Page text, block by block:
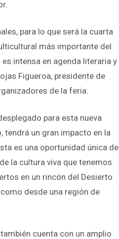
para lo que será la cuarta
más importante del
intensa en agenda literaria y
Figueroa, presidente de
de la feria.
para esta nueva
tendrá un gran impacto en la
es una oportunidad única de
la cultura viva que tenemos
en un rincón del Desierto
desde una región de
cuenta con un amplio